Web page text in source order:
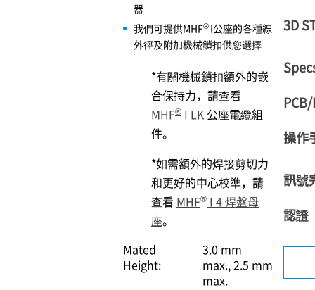
器
我們可提供MHF® I公座的各種線
外徑及附加機械鎖扣供您選擇
*有關機械鎖扣額外的嵌
合保持力，請查看
MHF® I LK 公座電纜組
件。
*如需額外的焊接剪切力
和更好的中心校準，請
查看 MHF® I 4 焊盤母
座。
Mated
Height:
3.0 mm
max. 2.5 mm
max.
3D
操作
訊號
認證